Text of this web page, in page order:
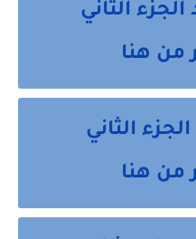
الثاني
من هنا
الثاني
من هنا